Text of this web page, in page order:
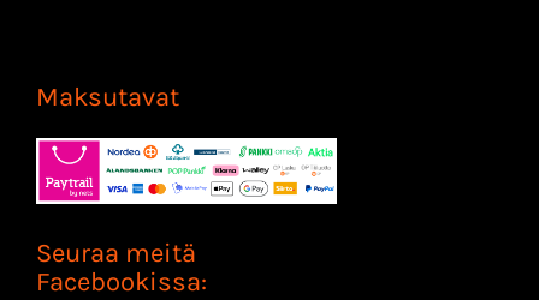
Maksutavat
Seuraa meitä
Facebookissa: